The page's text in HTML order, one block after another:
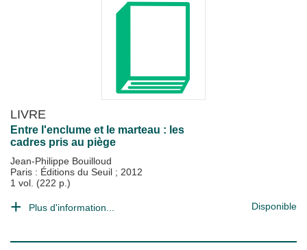
LIVRE
Entre l'enclume et le marteau : les
cadres pris au piège
Jean-Philippe Bouilloud
Paris : Éditions du Seuil ; 2012
1 vol. (222 p.)
Plus d'information... Disponible